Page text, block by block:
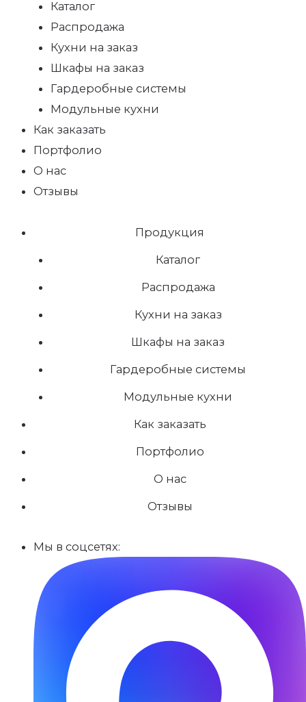
Каталог
Распродажа
Кухни на заказ
Шкафы на заказ
Гардеробные системы
Модульные кухни
Как заказать
Портфолио
О нас
Отзывы
Продукция
Каталог
Распродажа
Кухни на заказ
Шкафы на заказ
Гардеробные системы
Модульные кухни
Как заказать
Портфолио
О нас
Отзывы
Мы в соцсетях: